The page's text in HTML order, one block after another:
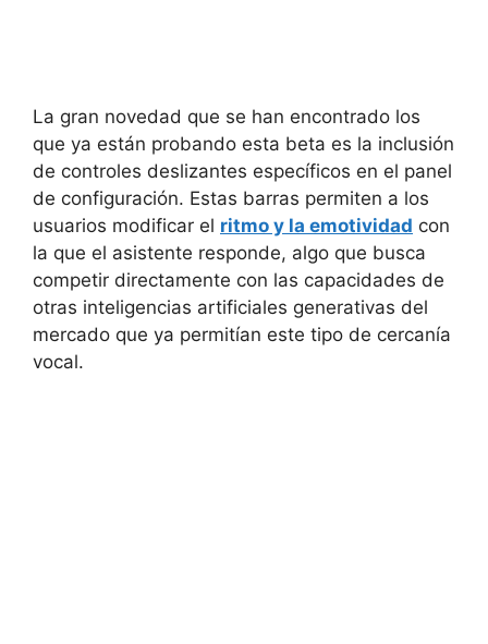
La gran novedad que se han encontrado los
que ya están probando esta beta es la inclusión
de controles deslizantes específicos en el panel
de configuración. Estas barras permiten a los
usuarios modificar el ritmo y la emotividad con
la que el asistente responde, algo que busca
competir directamente con las capacidades de
otras inteligencias artificiales generativas del
mercado que ya permitían este tipo de cercanía
vocal.